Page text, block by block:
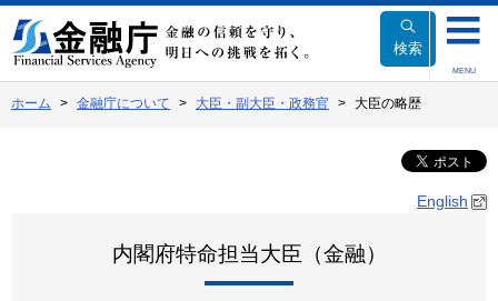
文
へ
動
検索
MENU
ホーム 金融庁について 大臣・副大臣・政務官 大臣の略歴
English
内閣府特命担当大臣（金融）